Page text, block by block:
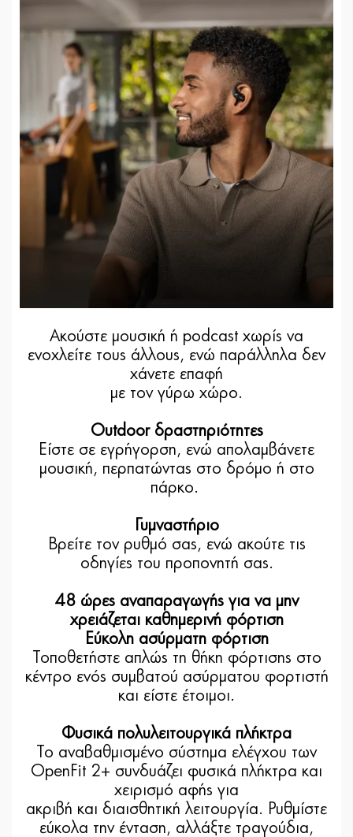
Ακούστε μουσική ή podcast χωρίς να
ενοχλείτε τους άλλους, ενώ παράλληλα δεν
χάνετε επαφή
με τον γύρω χώρο.
Outdoor δραστηριότητες
Είστε σε εγρήγορση, ενώ απολαμβάνετε
μουσική, περπατώντας στο δρόμο ή στο
πάρκο.
Γυμναστήριο
Βρείτε τον ρυθμό σας, ενώ ακούτε τις
οδηγίες του προπονητή σας.
48 ώρες αναπαραγωγής για να μην
χρειάζεται καθημερινή φόρτιση
Εύκολη ασύρματη φόρτιση
Τοποθετήστε απλώς τη θήκη φόρτισης στο
κέντρο ενός συμβατού ασύρματου φορτιστή
και είστε έτοιμοι.
Φυσικά πολυλειτουργικά πλήκτρα
Το αναβαθμισμένο σύστημα ελέγχου των
OpenFit 2+ συνδυάζει φυσικά πλήκτρα και
χειρισμό αφής για
ακριβή και διαισθητική λειτουργία. Ρυθμίστε
εύκολα την ένταση, αλλάξτε τραγούδια,